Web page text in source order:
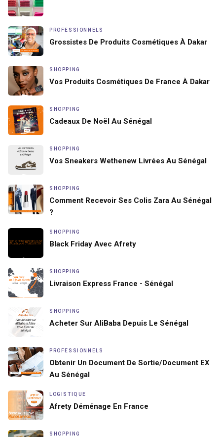
PROFESSIONNELS
Grossistes De Produits Cosmétiques À Dakar
SHOPPING
Vos Produits Cosmétiques De France À Dakar
SHOPPING
Cadeaux De Noël Au Sénégal
SHOPPING
Vos Sneakers Wethenew Livrées Au Sénégal
SHOPPING
Comment Recevoir Ses Colis Zara Au Sénégal
?
SHOPPING
Black Friday Avec Afrety
SHOPPING
Livraison Express France - Sénégal
SHOPPING
Acheter Sur AliBaba Depuis Le Sénégal
PROFESSIONNELS
Obtenir Un Document De Sortie/document EX
Au Sénégal
LOGISTIQUE
Afrety Déménage En France
SHOPPING